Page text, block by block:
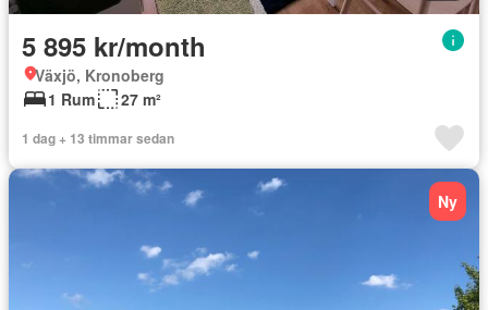
5 895 kr/month
Växjö, Kronoberg
1 Rum
27 m²
1 dag + 13 timmar sedan
Ny